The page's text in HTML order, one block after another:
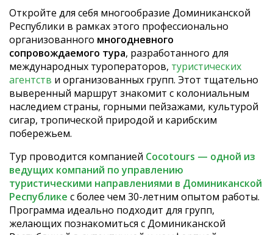
Откройте для себя многообразие Доминиканской
Республики в рамках этого профессионально
организованного многодневного
сопровождаемого тура, разработанного для
международных туроператоров, туристических
агентств и организованных групп. Этот тщательно
выверенный маршрут знакомит с колониальным
наследием страны, горными пейзажами, культурой
сигар, тропической природой и карибским
побережьем.
Тур проводится компанией Cocotours — одной из
ведущих компаний по управлению
туристическими направлениями в Доминиканской
Республике с более чем 30-летним опытом работы.
Программа идеально подходит для групп,
желающих познакомиться с Доминиканской